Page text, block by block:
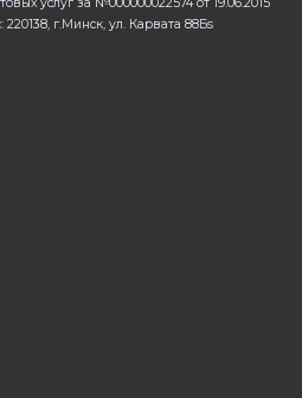
услуг за №000000022574 от 19.06.2015
г.Минск, ул. Карвата 88Бs